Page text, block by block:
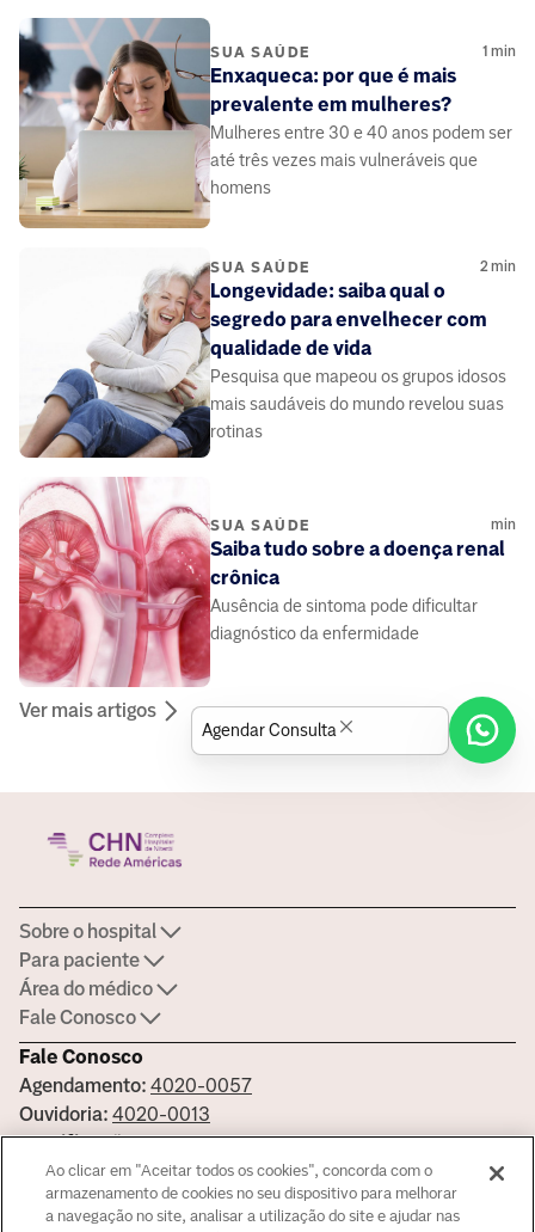
SUA SAÚDE 1 min
Enxaqueca: por que é mais
prevalente em mulheres?
Mulheres entre 30 e 40 anos podem ser
até três vezes mais vulneráveis que
homens
SUA SAÚDE 2min
Longevidade: saiba qual o
segredo para envelhecer com
qualidade de vida
Pesquisa que mapeou os grupos idosos
mais saudáveis do mundo revelou suas
rotinas
SUA SAÚDE min
Saiba tudo sobre a doença renal
crônica
Ausência de sintoma pode dificultar
diagnóstico da enfermidade
Ver mais artigos
Fale Conosco
Agendamento: 4020-0057
Ouvidoria: 4020-0013
Certificações
Sobre o hospital
Para paciente
Área do médico
Fale Conosco
Agendar Consulta
Ao clicar em "Aceitar todos os cookies", concorda com o
armazenamento de cookies no seu dispositivo para melhorar
a navegação no site, analisar a utilização do site e ajudar nas